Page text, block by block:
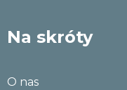
Na skróty
O nas